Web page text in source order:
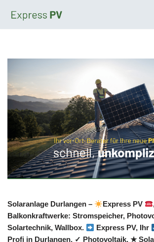
Solaranlage Durlangen – Express PV
Balkonkraftwerke: Stromspeicher,
Solartechnik, Wallbox.
Express PV, Ihr
Profi in Durlangen. ✓ Photovoltaik, ★